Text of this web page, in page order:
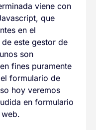
viene con
que
en el
este gestor de
son
fines puramente
formulario de
hoy veremos
en formulario